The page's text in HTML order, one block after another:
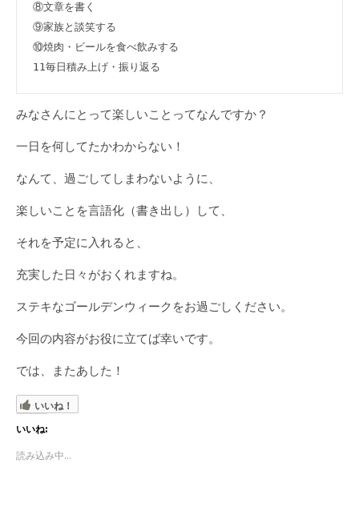
⑧文章を書く
⑨家族と談笑する
⑩焼肉・ビールを食べ飲みする
11毎日積み上げ・振り返る
みなさんにとって楽しいことってなんですか？
一日を何してたかわからない！
なんて、過ごしてしまわないように、
楽しいことを言語化（書き出し）して、
それを予定に入れると、
充実した日々がおくれますね。
ステキなゴールデンウィークをお過ごしください。
今回の内容がお役に立てば幸いです。
では、またあした！
いいね！
いいね:
読み込み中...